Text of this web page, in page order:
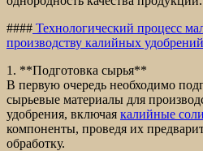
#### Технологический процесс
производству калийных удобрений
1. **Подготовка сырья**
В первую очередь необходимо
сырьевые материалы для
удобрения, включая калийные соли
компоненты, проведя их
обработку.